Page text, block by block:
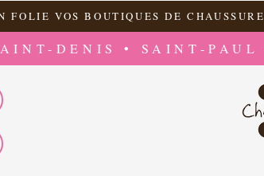
FOLIE VOS BOUTIQUES DE
DENIS • SAINT-